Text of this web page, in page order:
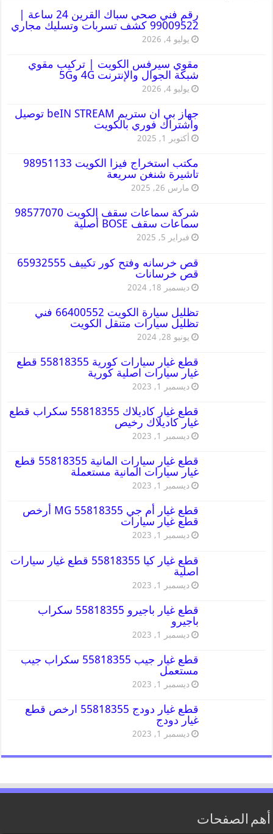
رقم فني صحي سباك القرين 24 ساعة |
99009522 كشف تسربات وتسليك مجاري
يوليو 4, 2026
مقوي سيرفس الكويت | تركيب مقوي
شبكة الجوال والإنترنت 4G و5G
يوليو 4, 2026
جهاز بي ان ستريم beIN STREAM توصيل
واشتراك فوري بالكويت
أكتوبر 1, 2025
مكتب استخراج فيزا الكويت 98951133
تاشيرة شنغن سريعة
مارس 26, 2025
شركة سماعات سقف الكويت 98577070
سماعات سقف BOSE أصلية
فبراير 5, 2025
قص خرسانه وفتح كور تكييف 65932555
قص خرسانات
ديسمبر 18, 2024
تظليل سيارة الكويت 66400552 فني
تظليل سيارات متنقل الكويت
يونيو 28, 2024
قطع غيار سيارات كورية 55818355 قطع
غيار سيارات اصلية كورية
ديسمبر 1, 2023
قطع غيار كاديلاك 55818355 سكراب قطع
غيار كاديلاك رخيص
ديسمبر 1, 2023
قطع غيار سيارات المانية 55818355 قطع
غيار سيارات المانية مستعملة
ديسمبر 1, 2023
قطع غيار أم جي MG 55818355 أرخص
قطع غيار سيارات
ديسمبر 1, 2023
قطع غيار كيا 55818355 قطع غيار سيارات
اصلية
ديسمبر 1, 2023
قطع غيار باجيرو 55818355 سكراب
باجيرو
ديسمبر 1, 2023
قطع غيار جيب 55818355 سكراب جيب
مستعمل
ديسمبر 1, 2023
قطع غيار دودج 55818355 ارخص قطع
غيار دودج
ديسمبر 1, 2023
أهم الصفحات